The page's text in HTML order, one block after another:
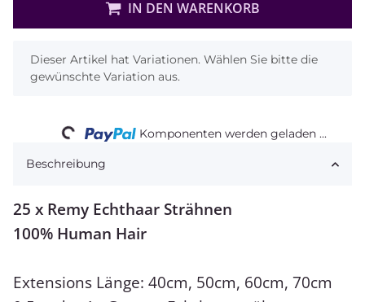
IN DEN WARENKORB
x
Dieser Artikel hat Variationen. Wählen Sie bitte die
gewünschte Variation aus.
Loading... Komponenten werden geladen ...
Beschreibung
25 x Remy Echthaar Strähnen
100% Human Hair
Extensions Länge: 40cm, 50cm, 60cm, 70cm